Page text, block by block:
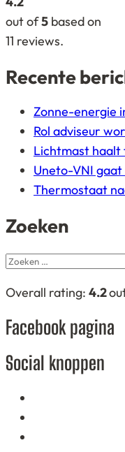
on
12.345
out of5 based on
11 reviews.
Recente
Zonne-energie
Rol adviseur
Lichtmast
Uneto-VNI
Thermostaat
Zoeken
Zoeken
4,2
based
12.345
Overall rating: 4.2
Facebook pagina
Social knoppen